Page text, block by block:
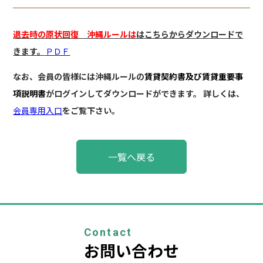
退去時の原状回復 沖縄ルールははこちらからダウンロードで
きます。 ＰＤＦ
なお、会員の皆様には沖縄ルールの賃貸契約書及び賃貸重要事
項説明書がログインしてダウンロードができます。
詳しくは、
会員専用入口をご覧下さい。
ー
一覧へ戻る
Contact
お問い合わせ